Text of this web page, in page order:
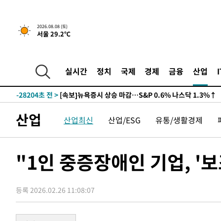
2026.08.08 (토)
서울 29.2℃
실시간 정치 국제 경제 금융 산업
-28204초 전 > [속보]뉴욕증시 상승 마감…S&P 0.6% 나스닥 1.3%↑
산업 산업최신 산업/ESG 유통/생활경제
"1인 중증장애인 기업, '
등록 2026.02.26 11:08:07